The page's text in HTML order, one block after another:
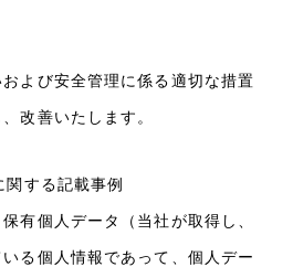
よび安全管理に係る適切な措置
改善いたします。
関する記載事例
有個人データ（当社が取得し、
る個人情報であって、個人デー